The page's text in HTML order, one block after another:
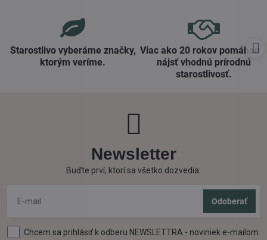
Starostlivo vyberáme značky,
ktorým veríme​.
Viac ako 20 rokov
nájsť vhodnú prírodnú
starostlivosť​.
Newsletter
Buďte prví, ktorí sa všetko dozvedia:
Odoberať
Chcem sa prihlásiť k odberu NEWSLETTRA - noviniek e-mailom